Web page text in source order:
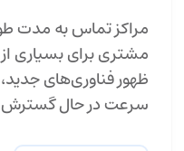
مراکز تماس به مدت
مشتری برای بسیاری از
ظهور فناوری‌های
سرعت در حال